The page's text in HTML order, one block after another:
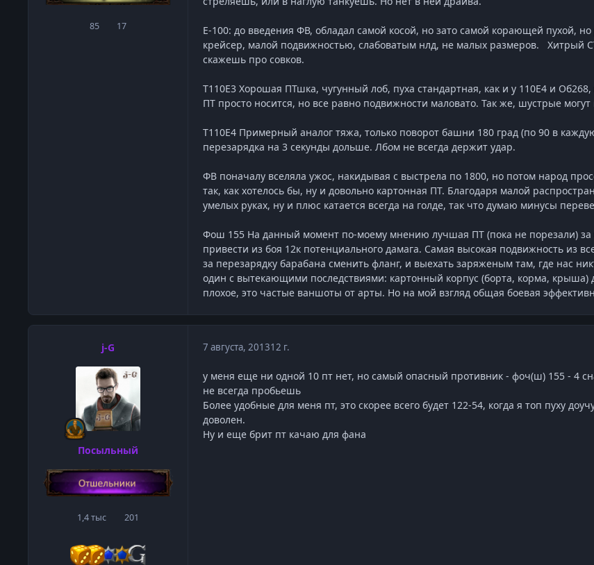
85сообщения
17Репутация
Е-100: до введения ФВ, обладал самой косой, но зато самой корающей пухой,
крейсер, малой подвижностью, слабоватым нлд, не малых размеров. Хитрый
скажешь про совков.
Т110Е3 Хорошая ПТшка, чугунный лоб, пуха стандартная, как и у 110Е4 и
ПТ просто носится, но все равно подвижности маловато. Так же, шустрые могут
Т110Е4 Примерный аналог тяжа, только поворот башни 180 град (по 90 в
перезарядка на 3 секунды дольше. Лбом не всегда держит удар.
ФВ поначалу вселяла ужос, накидывая с выстрела по 1800, но потом народ
так, как хотелось бы, ну и довольно картонная ПТ. Благодаря малой
умелых руках, ну и плюс катается всегда на голде, так что думаю минусы
Фош 155 На данный момент по-моему мнению лучшая ПТ (пока не порезали) за
привести из боя 12к потенциального дамага. Самая высокая подвижность из
за перезарядку барабана сменить фланг, и выехать заряженым там, где нас
один с вытекающими последствиями: картонный корпус (борта, корма, крыша)
плохое, это частые ваншоты от арты. Но на мой взгляд общая боевая
j-G
Посыльный
1,4 тыссообщения
201Репутация
7 августа, 201312 г.
у меня еще ни одной 10 пт нет, но самый опасный противник - фоч(ш) 155 - 4
не всегда пробьешь
Более удобные для меня пт, это скорее всего будет 122-54, когда я топ пуху
доволен.
Ну и еще брит пт качаю для фана